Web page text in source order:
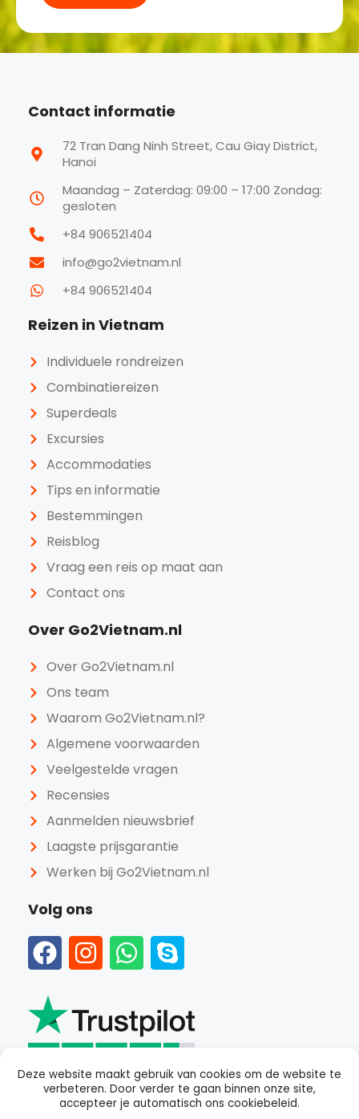
Deze website maakt gebruik van cookies om de website te
verbeteren. Door verder te gaan binnen onze site,
accepteer je automatisch ons cookiebeleid.
Contact informatie
72 Tran Dang Ninh Street, Cau Giay District,
Hanoi
Maandag – Zaterdag: 09:00 – 17:00 Zondag:
gesloten
+84 906521404
info@go2vietnam.nl
+84 906521404
Reizen in Vietnam
Individuele rondreizen
Combinatiereizen
Superdeals
Excursies
Accommodaties
Tips en informatie
Bestemmingen
Reisblog
Vraag een reis op maat aan
Contact ons
Over Go2Vietnam.nl
Over Go2Vietnam.nl
Ons team
Waarom Go2Vietnam.nl?
Algemene voorwaarden
Veelgestelde vragen
Recensies
Aanmelden nieuwsbrief
Laagste prijsgarantie
Werken bij Go2Vietnam.nl
Volg ons
Beoordeeld alsgoed met een 4.4van 5 op Trustpilot